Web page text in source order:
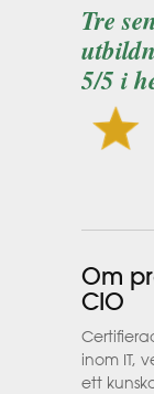
Tre
5/5 i
Om
CIO
inom IT,
ett